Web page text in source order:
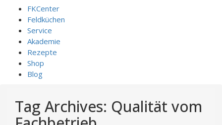
FKCenter
Feldküchen
Service
Akademie
Rezepte
Shop
Blog
Tag Archives: Qualität vom